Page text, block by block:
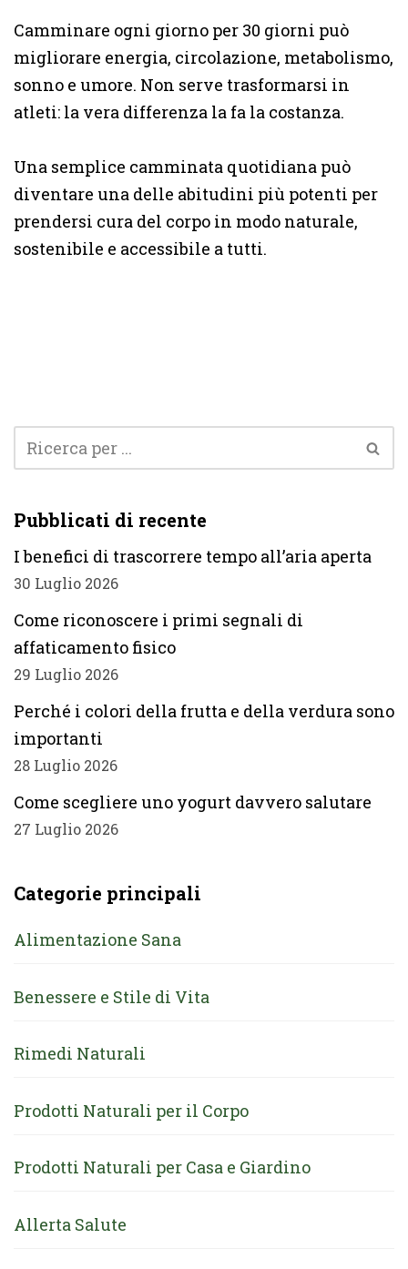
Camminare ogni giorno per 30 giorni può
migliorare energia, circolazione, metabolismo,
sonno e umore. Non serve trasformarsi in
atleti: la vera differenza la fa la costanza.
Una semplice camminata quotidiana può
diventare una delle abitudini più potenti per
prendersi cura del corpo in modo naturale,
sostenibile e accessibile a tutti.
Pubblicati di recente
I benefici di trascorrere tempo all’aria aperta
30 Luglio 2026
Come riconoscere i primi segnali di
affaticamento fisico
29 Luglio 2026
Perché i colori della frutta e della verdura sono
importanti
28 Luglio 2026
Come scegliere uno yogurt davvero salutare
27 Luglio 2026
Categorie principali
Alimentazione Sana
Benessere e Stile di Vita
Rimedi Naturali
Prodotti Naturali per il Corpo
Prodotti Naturali per Casa e Giardino
Allerta Salute